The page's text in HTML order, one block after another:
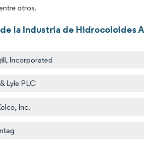
otros.
la Industria de Hidrocoloides
Incorporated
Lyle PLC
Inc.